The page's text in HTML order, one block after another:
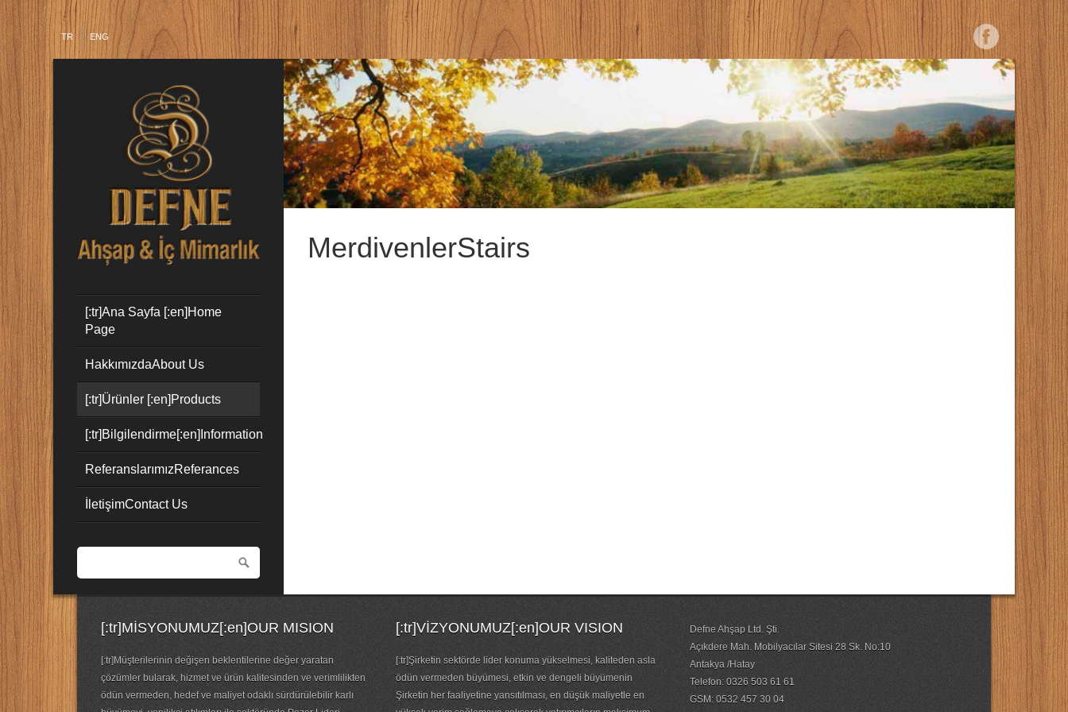
TR ENG
[:tr]Ana Sayfa [:en]Home
Page
HakkımızdaAbout Us
[:tr]Ürünler [:en]Products
[:tr]Bilgilendirme[:en]Information
ReferanslarımızReferances
İletişimContact Us
MerdivenlerStairs
[:tr]MİSYONUMUZ[:en]OUR MISION
[:tr]Müşterilerinin değişen beklentilerine değer yaratan
çözümler bularak, hizmet ve ürün kalitesinden ve verimlilikten
ödün vermeden, hedef ve maliyet odaklı sürdürülebilir karlı
[:tr]VİZYONUMUZ[:en]OUR VISION
[:tr]Şirketin sektörde lider konuma yükselmesi, kaliteden asla
ödün vermeden büyümesi, etkin ve dengeli büyümenin
Şirketin her faaliyetine yansıtılması, en düşük maliyetle en
Defne Ahşap Ltd. Şti.
Açıkdere Mah. Mobilyacılar Sitesi 28 Sk. No:10
Antakya /Hatay
Telefon: 0326 503 61 61
GSM: 0532 457 30 04